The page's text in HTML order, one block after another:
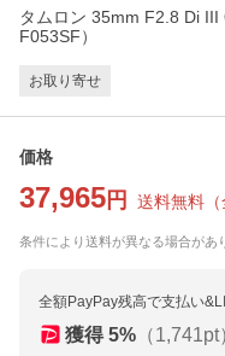
タムロン 35mm F2.8 Di
F053SF）
お取り寄せ
価格
37,965 円 送料無料 （
条件により送料が異なる場合があ
全額PayPay残高で支払い
獲得 5% （1,741pt